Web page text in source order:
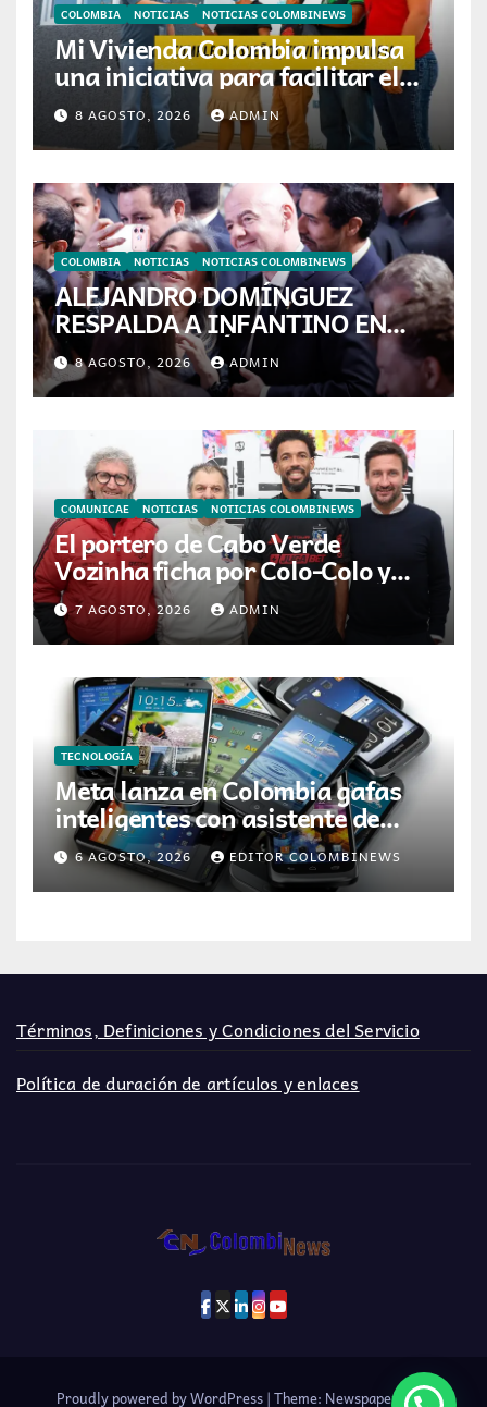
COLOMBIA NOTICIAS NOTICIAS COLOMBINEWS
Mi Vivienda Colombia impulsa
una iniciativa para facilitar el
acceso a la vivienda de familias
colombianas
8 AGOSTO, 2026 ADMIN
COLOMBIA NOTICIAS NOTICIAS COLOMBINEWS
ALEJANDRO DOMÍNGUEZ
RESPALDA A INFANTINO EN
CALI: «ES EL LÍDER DE LA
TRANSFORMACIÓN DEL
FÚTBOL»
8 AGOSTO, 2026 ADMIN
COMUNICAE NOTICIAS NOTICIAS COLOMBINEWS
El portero de Cabo Verde
Vozinha ficha por Colo-Colo y
JETOUR respalda su nueva
etapa
7 AGOSTO, 2026 ADMIN
TECNOLOGÍA
Meta lanza en Colombia gafas
inteligentes con asistente de
inteligencia artificial
6 AGOSTO, 2026 EDITOR COLOMBINEWS
Términos, Definiciones y Condiciones del Servicio
Política de duración de artículos y enlaces
Proudly powered by WordPress|Theme: Newspaperex by